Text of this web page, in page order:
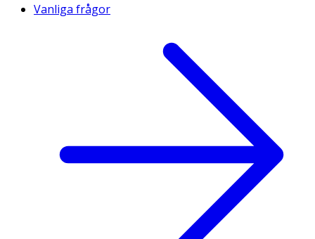
Vanliga frågor